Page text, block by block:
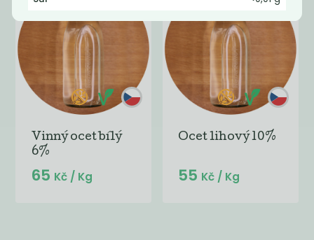
Vinný ocet bílý
6%
65 Kč / Kg
Ocet lihový 10%
55 Kč / Kg